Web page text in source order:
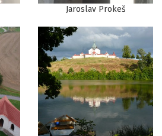
Jaroslav Prokeš